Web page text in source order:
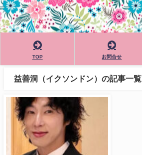
TOP お問合せ
益善洞（イクソンドン）の記事一覧